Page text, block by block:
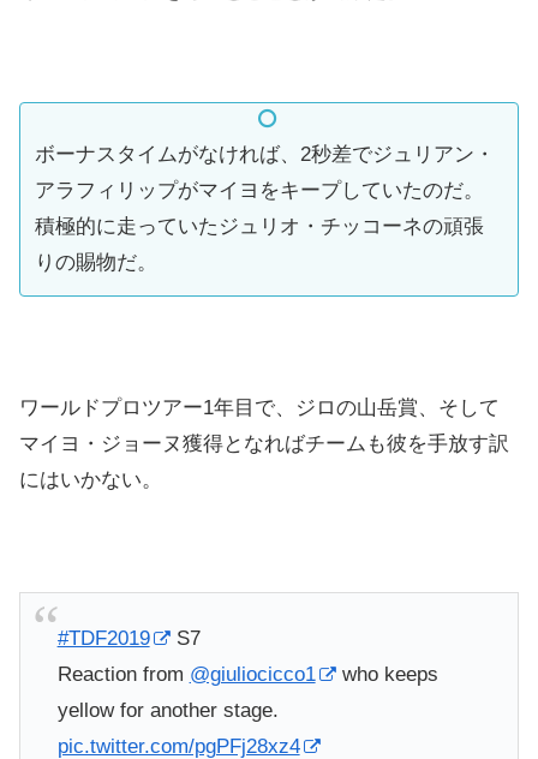
ボーナスタイムがなければ、2秒差でジュリアン・
アラフィリップがマイヨをキープしていたのだ。
積極的に走っていたジュリオ・チッコーネの頑張
りの賜物だ。
ワールドプロツアー1年目で、ジロの山岳賞、そして
マイヨ・ジョーヌ獲得となればチームも彼を手放す訳
にはいかない。
#TDF2019
S7
Reaction from @giuliocicco1
who keeps
yellow for another stage.
pic.twitter.com/pgPFj28xz4